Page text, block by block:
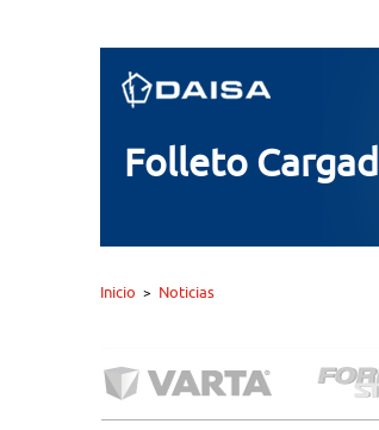
Folleto
Inicio > Noticias